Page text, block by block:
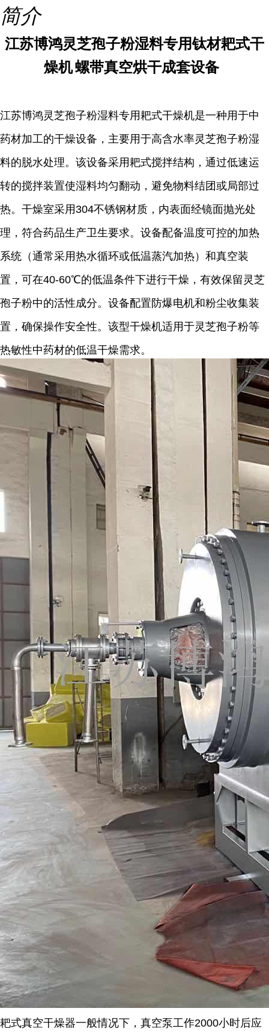
简介
江苏博鸿灵芝孢子粉湿料专用钛材耙式干
燥机螺带真空烘干成套设备
江苏博鸿灵芝孢子粉湿料专用耙式干燥机是一种用于中
药材加工的干燥设备，主要用于高含水率灵芝孢子粉湿
料的脱水处理。该设备采用耙式搅拌结构，通过低速运
转的搅拌装置使湿料均匀翻动，避免物料结团或局部过
热。干燥室采用304不锈钢材质，内表面经镜面抛光处
理，符合药品生产卫生要求。设备配备温度可控的加热
系统（通常采用热水循环或低温蒸汽加热）和真空装
置，可在40-60℃的低温条件下进行干燥，有效保留灵芝
孢子粉中的活性成分。设备配置防爆电机和粉尘收集装
置，确保操作安全性。该型干燥机适用于灵芝孢子粉等
热敏性中药材的低温干燥需求。
耙式真空干燥器一般情况下，真空泵工作2000小时后应